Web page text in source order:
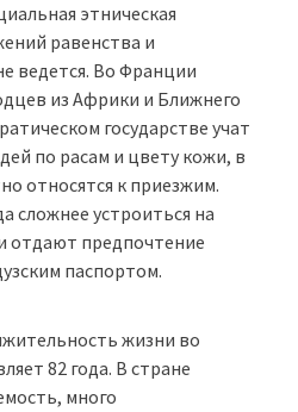
этническая
равенства и
ведется. Во Франции
из Африки и Ближнего
государстве учат
по расам и цвету кожи, в
относятся к приезжим.
сложнее устроиться на
отдают предпочтение
паспортом.
жизни во
82 года. В стране
много